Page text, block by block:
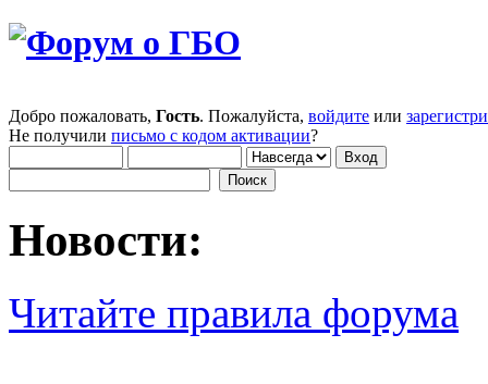
Добро пожаловать, Гость. Пожалуйста, войдите или
Не получили письмо с кодом активации?
Новости:
Читайте правила форума